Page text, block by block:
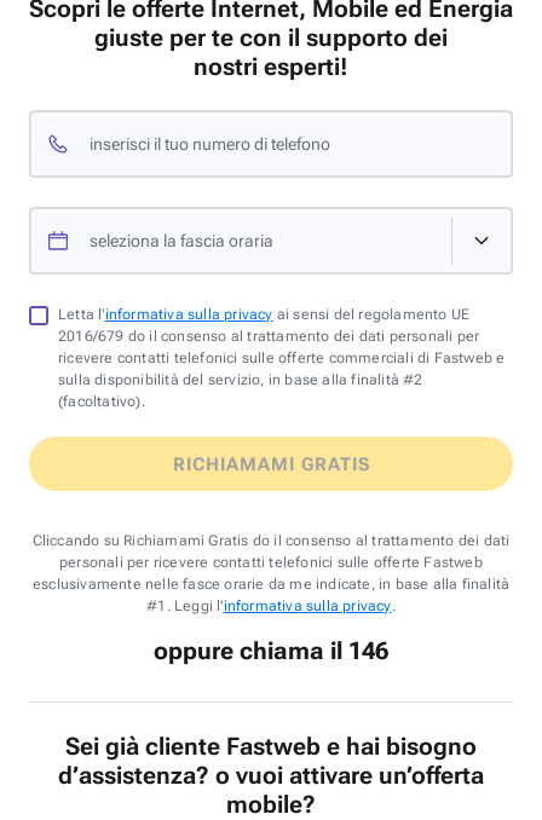
Scopri le offerte Internet, Mobile ed Energia
giuste per te con il supporto dei
nostri esperti!
inserisci il tuo numero di telefono
seleziona la fascia oraria
Letta l'informativa sulla privacy ai sensi del regolamento UE
2016/679 do il consenso al trattamento dei dati personali per
ricevere contatti telefonici sulle offerte commerciali di Fastweb e
sulla disponibilità del servizio, in base alla finalità #2
(facoltativo).
RICHIAMAMI GRATIS
Cliccando su Richiamami Gratis do il consenso al trattamento dei dati
personali per ricevere contatti telefonici sulle offerte Fastweb
esclusivamente nelle fasce orarie da me indicate, in base alla finalità
#1. Leggi l'informativa sulla privacy.
oppure chiama il 146
Sei già cliente Fastweb e hai bisogno
d’assistenza? o vuoi attivare un’offerta
mobile?